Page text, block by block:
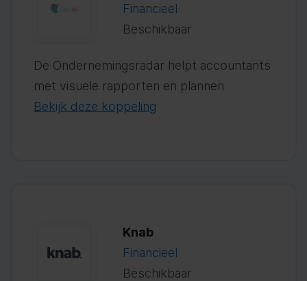
Financieel
Beschikbaar
De Ondernemingsradar helpt accountants
met visuele rapporten en plannen
Bekijk deze koppeling
Knab
Financieel
Beschikbaar